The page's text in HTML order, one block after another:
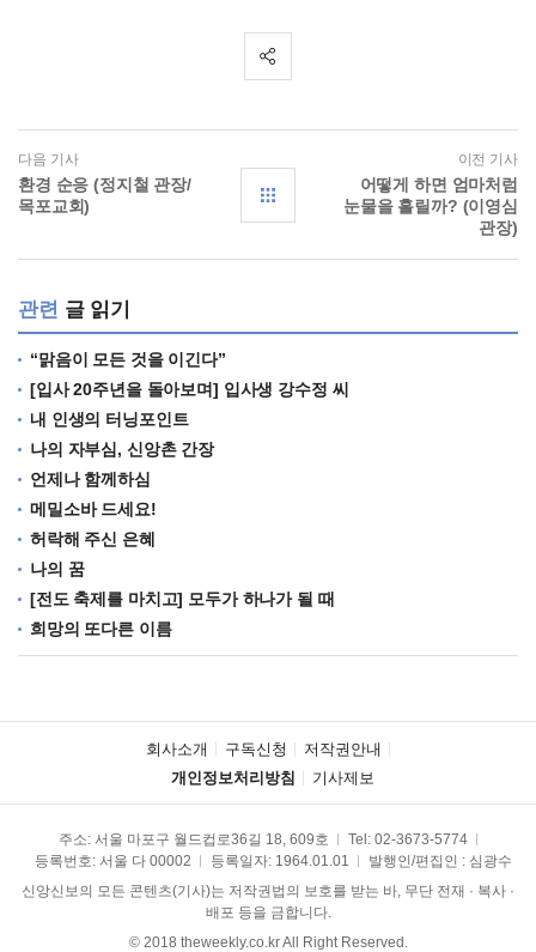
다음 기사
환경 순응 (정지철 관장/
목포교회)
이전 기사
어떻게 하면 엄마처럼
눈물을 흘릴까? (이영심
관장)
관련 글 읽기
“맑음이 모든 것을 이긴다”
[입사 20주년을 돌아보며] 입사생 강수정 씨
내 인생의 터닝포인트
나의 자부심, 신앙촌 간장
언제나 함께하심
메밀소바 드세요!
허락해 주신 은혜
나의 꿈
[전도 축제를 마치고] 모두가 하나가 될 때
희망의 또다른 이름
회사소개 구독신청
저작권안내
개인정보처리방침
기사제보
주소: 서울 마포구 월드컵로36길 18, 609호 Tel: 02-3673-5774
등록번호: 서울 다 00002
등록일자: 1964.01.01
발행인/편집인 : 심광수
신앙신보의 모든 콘텐츠(기사)는 저작권법의 보호를 받는 바, 무단 전재 · 복사 ·
배포 등을 금합니다.
© 2018 theweekly.co.kr All Right Reserved.